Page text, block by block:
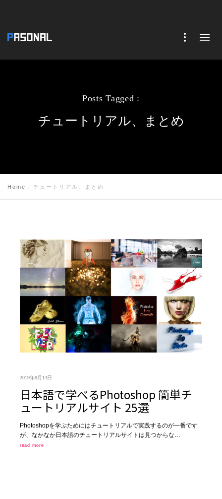
Posts Tagged :
チュートリアル、まとめ
Home チュートリアル、まとめ
2019年8月13日
日本語で学べるPhotoshop 簡単チ
ュートリアルサイト 25選
Photoshopを学ぶためにはチュートリアルで実践するのが一番です
が、なかなか日本語のチュートリアルサイトは見つからな…
read more